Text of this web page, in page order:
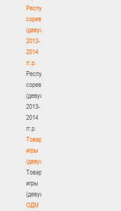
Республиканские
соревнования
(девушки)
2013-
2014
гг.р.
Республиканские
соревнования
(девушки)
2013-
2014
гг.р.
Товарищеские
игры
(девушки)
Товарищеские
игры
(девушки)
ОДМ